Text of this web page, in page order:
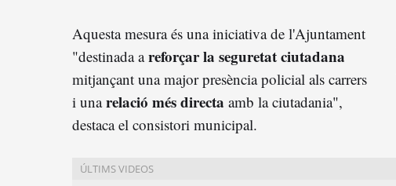
Aquesta mesura és una iniciativa de l'Ajuntament
"destinada areforçar la seguretat ciutadana
mitjançant una major presència policial als carrers
i unarelació més directa amb la ciutadania",
destaca el consistori municipal.